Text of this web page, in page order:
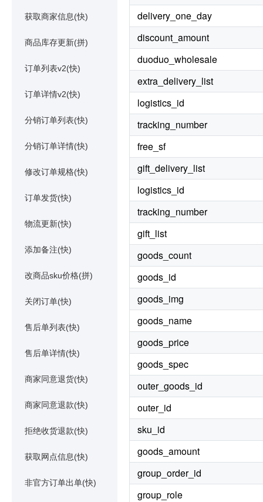
获取商家信息(快)
商品库存更新(拼)
订单列表v2(快)
订单详情v2(快)
分销订单列表(快)
分销订单详情(快)
修改订单规格(快)
订单发货(快)
物流更新(快)
添加备注(快)
改商品sku价格(拼)
关闭订单(快)
售后单列表(快)
售后单详情(快)
商家同意退货(快)
商家同意退款(快)
拒绝收货退款(快)
获取网点信息(快)
非官方订单出单(快)
delivery_one_day
discount_amount
duoduo_wholesale
extra_delivery_list
logistics_id
tracking_number
free_sf
gift_delivery_list
logistics_id
tracking_number
gift_list
goods_count
goods_id
goods_img
goods_name
goods_price
goods_spec
outer_goods_id
outer_id
sku_id
goods_amount
group_order_id
group_role